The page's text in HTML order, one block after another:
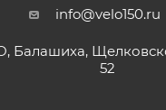
info@velo150.ru
Балашиха,
52